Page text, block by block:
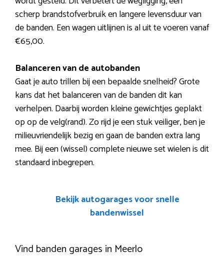
scherp brandstofverbruik en langere levensduur van
de banden. Een wagen uitlijnen is al uit te voeren vanaf
€65,00.
Balanceren van de autobanden
Gaat je auto trillen bij een bepaalde snelheid? Grote
kans dat het balanceren van de banden dit kan
verhelpen. Daarbij worden kleine gewichtjes geplakt
op op de velg(rand). Zo rijd je een stuk veiliger, ben je
milieuvriendelijk bezig en gaan de banden extra lang
mee. Bij een (wissel) complete nieuwe set wielen is dit
standaard inbegrepen.
Bekijk autogarages voor snelle
bandenwissel
Vind banden garages in Meerlo